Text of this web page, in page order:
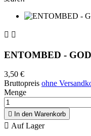
 
ENTOMBED -
3,50 €
Bruttopreis ohne
Menge
 In den Warenkorb
 Auf Lager